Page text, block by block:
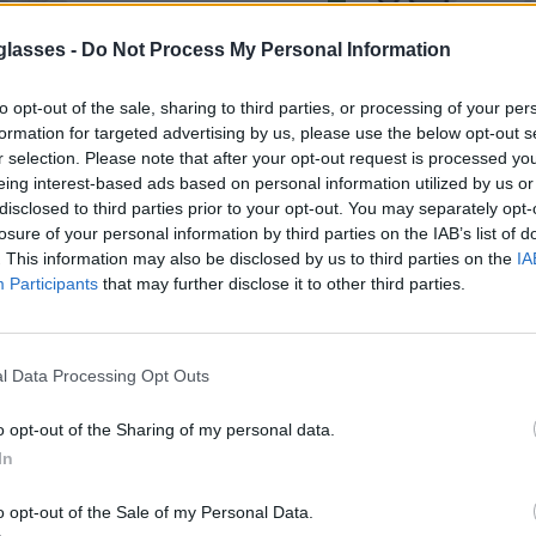
- Do Not Process My Personal Information
opt-out of the sale, sharing to third parties, or processing of your
for targeted advertising by us, please use the below opt-out
selection. Please note that after your opt-out request is processed
interest-based ads based on personal information utilized by us
to third parties prior to your opt-out. You may separately
of your personal information by third parties on the IAB’s list of
This information may also be disclosed by us to third parties on the
Participants that may further disclose it to other third parties.
Data Processing Opt Outs
opt-out of the Sharing of my personal data.
opt-out of the Sale of my Personal Data.
Gris Degradado, Grises, Rojo REVO o
sol ·Más información
perfecto.